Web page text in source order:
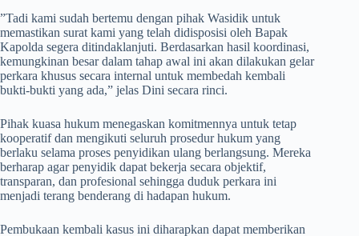
​”Tadi kami sudah bertemu dengan pihak Wasidik untuk
memastikan surat kami yang telah didisposisi oleh Bapak
Kapolda segera ditindaklanjuti. Berdasarkan hasil koordinasi,
kemungkinan besar dalam tahap awal ini akan dilakukan gelar
perkara khusus secara internal untuk membedah kembali
bukti-bukti yang ada,” jelas Dini secara rinci.
​Pihak kuasa hukum menegaskan komitmennya untuk tetap
kooperatif dan mengikuti seluruh prosedur hukum yang
berlaku selama proses penyidikan ulang berlangsung. Mereka
berharap agar penyidik dapat bekerja secara objektif,
transparan, dan profesional sehingga duduk perkara ini
menjadi terang benderang di hadapan hukum.
​Pembukaan kembali kasus ini diharapkan dapat memberikan